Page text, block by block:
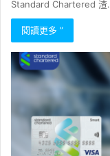
Standard Chartered
閱讀更多 ”